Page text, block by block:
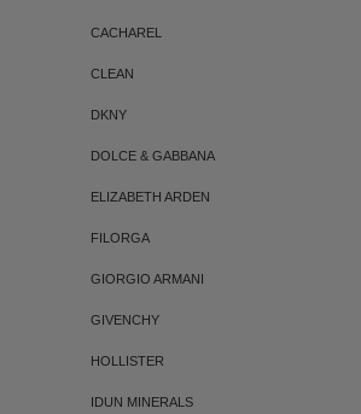
CACHAREL
CLEAN
DKNY
DOLCE & GABBANA
ELIZABETH ARDEN
FILORGA
GIORGIO ARMANI
GIVENCHY
HOLLISTER
IDUN MINERALS